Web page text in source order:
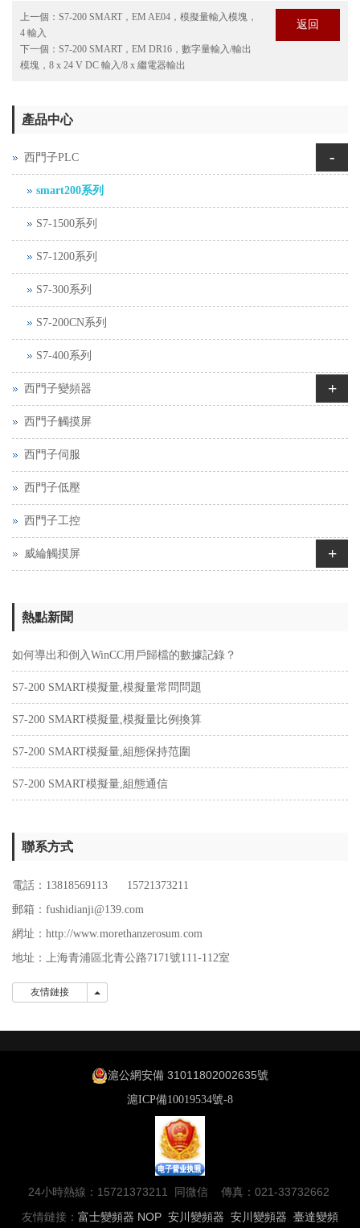
上一個： S7-200 SMART，EM AE04，模擬量輸入模塊，
4 輸入
下一個： S7-200 SMART，EM DR16，數字量輸入/輸出
模塊，8 x 24 V DC 輸入/8 x 繼電器輸出
返回
產品中心
西門子PLC -
smart200系列
S7-1500系列
S7-1200系列
S7-300系列
S7-200CN系列
S7-400系列
西門子變頻器 +
西門子觸摸屏
西門子伺服
西門子低壓
西門子工控
威綸觸摸屏 +
熱點新聞
如何導出和倒入WinCC用戶歸檔的數據記錄？
S7-200 SMART模擬量,模擬量常問問題
S7-200 SMART模擬量,模擬量比例換算
S7-200 SMART模擬量,組態保持范圍
S7-200 SMART模擬量,組態通信
聯系方式
電話：13818569113 15721373211
郵箱：fushidianji@139.com
網址：http://www.morethanzerosum.com
地址：
上海青浦區北青公路7171號111-112室
友情鏈接
滬公網安備 31011802002635號
滬ICP備10019534號-8
24小時熱線：15721373211 同微信 傳真：021-33732662
友情鏈接： 富士變頻器 NOP 安川變頻器 安川變頻器 臺達變頻